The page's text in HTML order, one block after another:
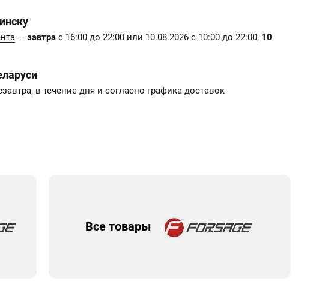
— завтра с 16:00 до 22:00 или 10.08.2026 с 10:00 до 22:00, 10
в течение дня и согласно графика доставок
Все товары